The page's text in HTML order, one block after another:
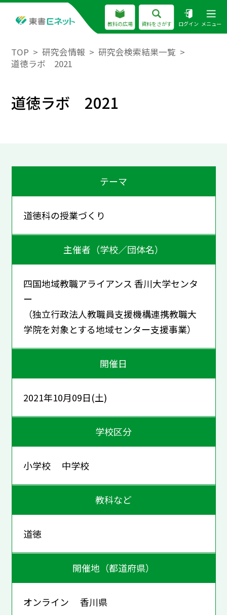
教科の広場 資料をさがす ログイン メニュー
TOP 研究会情報
研究会検索結果一覧
道徳ラボ 2021
道徳ラボ 2021
テーマ
道徳科の授業づくり
主催者（学校／団体名）
四国地域教職アライアンス 香川大学センタ
ー
（独立行政法人教職員支援機構連携教職大
学院を対象とする地域センター支援事業）
開催日
2021年10月09日(土)
学校区分
小学校 中学校
教科など
道徳
開催地（都道府県）
オンライン 香川県